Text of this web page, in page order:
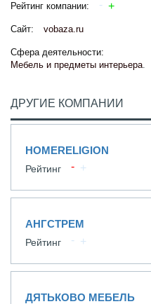
Рейтинг компании:
Сайт: vobaza.ru
Сфера деятельности:
Мебель и предметы интерьера.
ДРУГИЕ КОМПАНИИ
HOMERELIGION
Рейтинг
АНГСТРЕМ
Рейтинг
ДЯТЬКОВО МЕБЕЛЬ